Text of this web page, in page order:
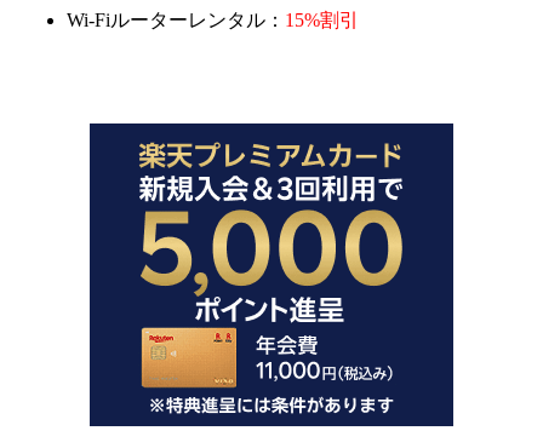
Wi-Fiルーターレンタル： 15%割引